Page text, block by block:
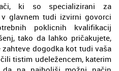
ki so specializirani za
glavnem tudi izvirni govorci
poklicnih kvalifikacij
tako da lahko pričakujete,
dogodka kot tudi vaša
tistim udeležencem, katerim